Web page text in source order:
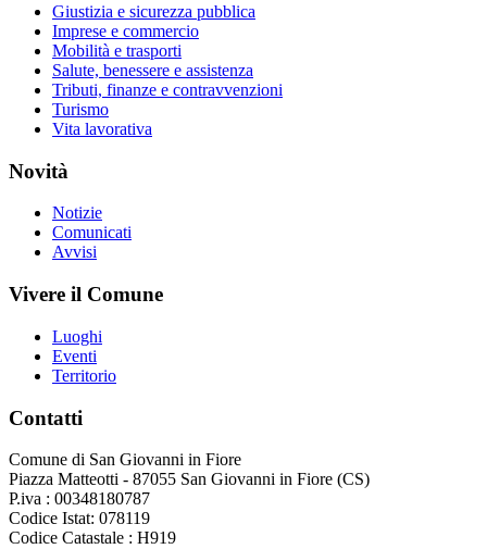
Giustizia e sicurezza pubblica
Imprese e commercio
Mobilità e trasporti
Salute, benessere e assistenza
Tributi, finanze e contravvenzioni
Turismo
Vita lavorativa
Novità
Notizie
Comunicati
Avvisi
Vivere il Comune
Luoghi
Eventi
Territorio
Contatti
Comune di San Giovanni in Fiore
Piazza Matteotti - 87055 San Giovanni in Fiore (CS)
P.iva : 00348180787
Codice Istat: 078119
Codice Catastale : H919